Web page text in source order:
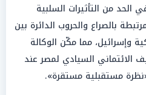
من التأثيرات السلبية
بالصراع والحروب الدائرة بين
وإسرائيل، مما مكّن الوكالة
الائتماني السيادي لمصر عند